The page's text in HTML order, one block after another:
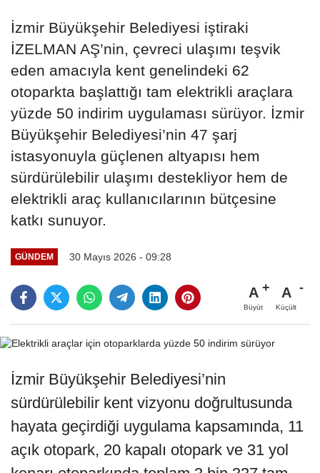
İzmir Büyükşehir Belediyesi iştiraki
İZELMAN AŞ’nin, çevreci ulaşımı teşvik
eden amacıyla kent genelindeki 62
otoparkta başlattığı tam elektrikli araçlara
yüzde 50 indirim uygulaması sürüyor. İzmir
Büyükşehir Belediyesi’nin 47 şarj
istasyonuyla güçlenen altyapısı hem
sürdürülebilir ulaşımı destekliyor hem de
elektrikli araç kullanıcılarının bütçesine
katkı sunuyor.
GÜNDEM 30 Mayıs 2026 - 09:28
A
Büyüt
A
Küçült
İzmir Büyükşehir Belediyesi’nin
sürdürülebilir kent vizyonu doğrultusunda
hayata geçirdiği uygulama kapsamında, 11
açık otopark, 20 kapalı otopark ve 31 yol